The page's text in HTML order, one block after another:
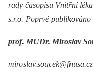
rady časopisu Vnitřní
s.r.o. Poprvé
prof. MUDr. Miroslav
miroslav.soucek@fnusa.cz